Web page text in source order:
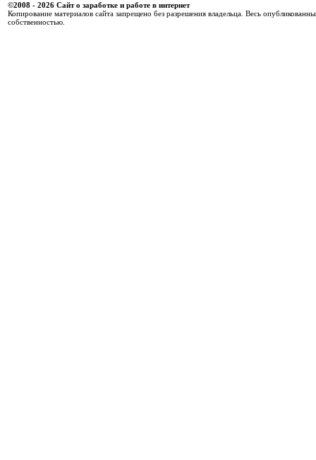
©2008 - 2026 Сайт о заработке и работе в интернет
Копирование материалов сайта запрещено без разрешения владельца. Весь
собственностью.